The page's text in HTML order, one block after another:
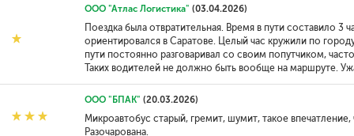
ООО "Атлас Логистика" (03.04.2026)
Поездка была отвратительная. Время в пути составило
ориентировался в Саратове. Целый час кружили по
пути постоянно разговаривал со своим попутчиком,
Таких водителей не должно быть вообще на маршруте.
ООО "БПАК" (20.03.2026)
Микроавтобус старый, гремит, шумит, такое
Разочарована.